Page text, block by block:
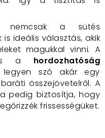
a sütés
is ideális választás, akik
magukkal vinni. A
a hordozhatóság
legyen szó akár egy
összejövetelről. A
pedig biztosítja, hogy
frissességüket.